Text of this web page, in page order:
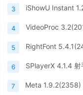
3 iShowU Instant
4 VideoProc
5 RightFont
6 SPlayerX 4.1.4 射
7 Meta 1.9.2(2358)